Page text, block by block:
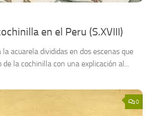
en el Peru (S.XVIII)
acuarela divididas en dos escenas que
la cochinilla con una explicación al...
0